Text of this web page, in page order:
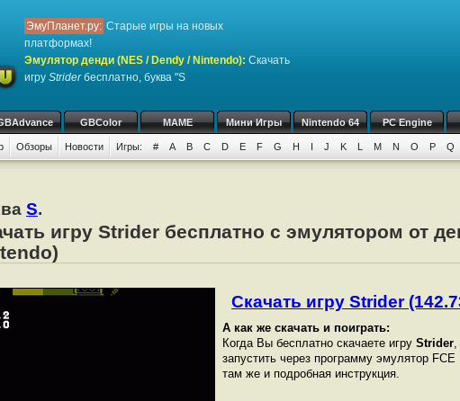
ЭмуПланет.ру: Старые игры на новых
платформах!
Эмулятор денди (NES / Dendy / Nintendo): Скачать
игру Striderбесплатно, буква "S
GBColor MAME Мини Игры Nintendo 64 PC Engine
Обзоры Новости Игры: # A B C D E F G H I J K L M N O P Q
S.
игру Strider бесплатно с эмулятором от
Скачать игру Strider
А как же скачать и поиграть:
Когда Вы бесплатно скачаете игру Strider,
запустить через программу эмулятор
там же и подробная инструкция.